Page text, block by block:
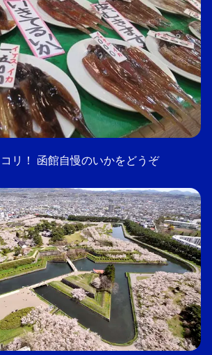
リ！ 函館自慢のいかをどうぞ